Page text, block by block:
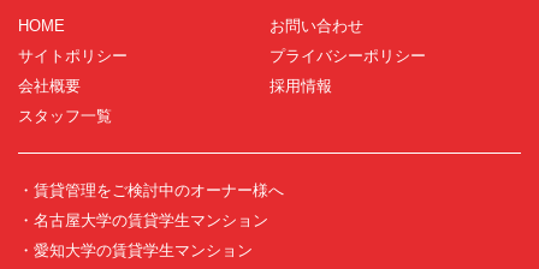
HOME
お問い合わせ
サイトポリシー
プライバシーポリシー
会社概要
採用情報
スタッフ一覧
・賃貸管理をご検討中のオーナー様へ
・名古屋大学の賃貸学生マンション
・愛知大学の賃貸学生マンション